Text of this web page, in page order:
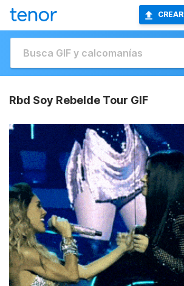
CREAR
Rbd Soy Rebelde Tour GIF